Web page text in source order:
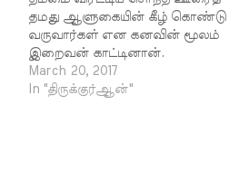
தமது ஆளுகையின் கீழ் கொண்டு
வருவார்கள் என கனவின் மூலம்
இறைவன் காட்டினான்.
இவ்வசனத்தில் (48:27)
கூறப்பட்டவாறு அந்த
March 20, 2017
In "திருக்குர்ஆன்"